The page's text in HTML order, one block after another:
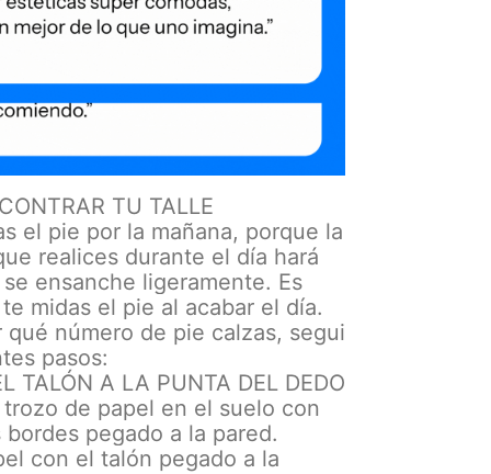
TU TALLE
el pie por la mañana, porque la
realices durante el día hará
ensanche ligeramente. Es
midas el pie al acabar el día.
qué número de pie calzas, segui
pasos:
TALÓN A LA PUNTA DEL DEDO
de papel en el suelo con
pegado a la pared.
con el talón pegado a la